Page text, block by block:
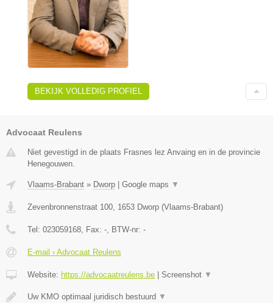
BEKIJK VOLLEDIG PROFIEL
Advocaat Reulens
Niet gevestigd in de plaats Frasnes lez Anvaing en in de provincie
Henegouwen.
Vlaams-Brabant » Dworp Google maps ▼
Zevenbronnenstraat 100 1653 Dworp (Vlaams-Brabant)
Tel: 023059168 , Fax: - , BTW-nr: -
E-mail › Advocaat Reulens
Website: https://advocaatreulens.be Screenshot ▼
Uw KMO optimaal juridisch bestuurd ▼